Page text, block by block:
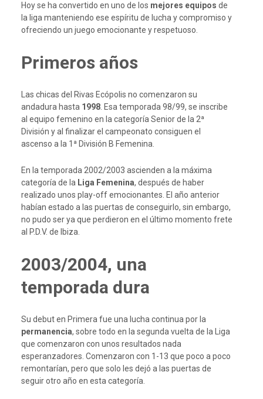
Hoy se ha convertido en uno de los mejores equipos de
la liga manteniendo ese espíritu de lucha y compromiso y
ofreciendo un juego emocionante y respetuoso.
Primeros años
Las chicas del Rivas Ecópolis no comenzaron su
andadura hasta 1998. Esa temporada 98/99, se inscribe
al equipo femenino en la categoría Senior de la 2ª
División y al finalizar el campeonato consiguen el
ascenso a la 1ª División B Femenina.
En la temporada 2002/2003 ascienden a la máxima
categoría de la Liga Femenina, después de haber
realizado unos play-off emocionantes. El año anterior
habían estado a las puertas de conseguirlo, sin embargo,
no pudo ser ya que perdieron en el último momento frete
al P.D.V. de Ibiza.
2003/2004, una
temporada dura
Su debut en Primera fue una lucha continua por la
permanencia, sobre todo en la segunda vuelta de la Liga
que comenzaron con unos resultados nada
esperanzadores. Comenzaron con 1-13 que poco a poco
remontarían, pero que solo les dejó a las puertas de
seguir otro año en esta categoría.